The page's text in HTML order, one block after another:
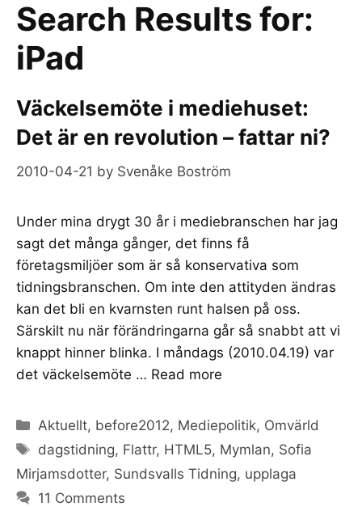
Search Results for:
iPad
Väckelsemöte i mediehuset:
Det är en revolution – fattar ni?
2010-04-21 by Svenåke Boström
Under mina drygt 30 år i mediebranschen har jag
sagt det många gånger, det finns få
företagsmiljöer som är så konservativa som
tidningsbranschen. Om inte den attityden ändras
kan det bli en kvarnsten runt halsen på oss.
Särskilt nu när förändringarna går så snabbt att vi
knappt hinner blinka. I måndags (2010.04.19) var
det väckelsemöte … Read more
Categories
Aktuellt, before2012, Mediepolitik, Omvärld
Tags
dagstidning, Flattr, HTML5, Mymlan, Sofia
Mirjamsdotter, Sundsvalls Tidning, upplaga
11 Comments